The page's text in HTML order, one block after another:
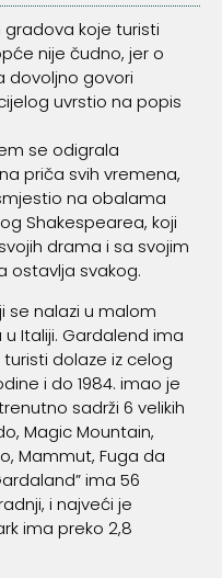
koje turisti
nije čudno, jer o
dovoljno govori
uvrstio na popis
se odigrala
priča svih vremena,
na obalama
Shakespearea, koji
drama i sa svojim
ostavlja svakog.
se nalazi u malom
Italiji. Gardalend ima
dolaze iz celog
i do 1984. imao je
sadrži 6 velikih
Magic Mountain,
Mammut, Fuga da
ima 56
i najveći je
ima preko 2,8